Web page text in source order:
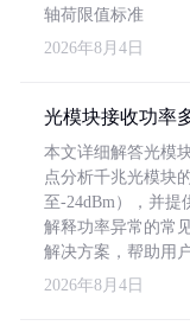
轴荷限值标准
2026年8月4日
光模块接收功率
本文详细解答光模
点分析千兆光模块
至-24dBm），并
解释功率异常的常
解决方案，帮助用
2026年8月4日